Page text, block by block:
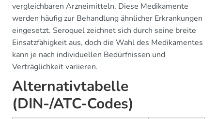
vergleichbaren Arzneimitteln. Diese Medikamente
werden häufig zur Behandlung ähnlicher Erkrankungen
eingesetzt. Seroquel zeichnet sich durch seine breite
Einsatzfähigkeit aus, doch die Wahl des Medikamentes
kann je nach individuellen Bedürfnissen und
Verträglichkeit variieren.
Alternativtabelle
(DIN-/ATC-Codes)